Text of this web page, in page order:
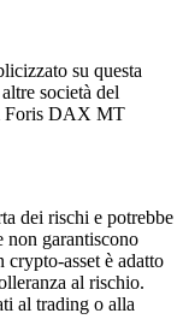
su questa
società del
Foris DAX MT
dei rischi e potrebbe
non garantiscono
asset è adatto
al rischio.
al trading o alla